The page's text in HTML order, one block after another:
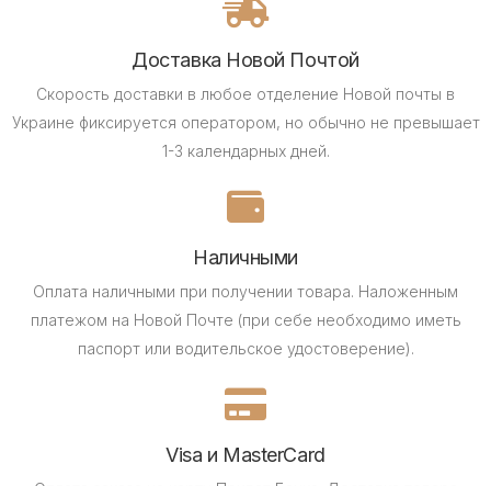
Доставка Новой Почтой
Скорость доставки в любое отделение Новой почты в
Украине фиксируется оператором, но обычно не превышает
1-3 календарных дней.
Наличными
Оплата наличными при получении товара. Наложенным
платежом на Новой Почте (при себе необходимо иметь
паспорт или водительское удостоверение).
Visa и MasterCard